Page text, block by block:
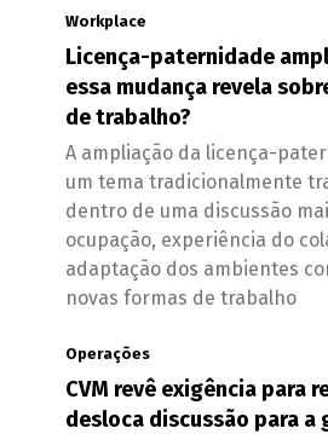
Workplace
Licença-paternidade
essa mudança revela
de trabalho?
A ampliação da licença-
um tema tradicionalmente
dentro de uma discussão
ocupação, experiência do
adaptação dos ambientes
novas formas de trabalho
Operações
CVM revê exigência para
desloca discussão para a